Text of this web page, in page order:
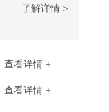
了解详情 >
查看详情 +
查看详情 +